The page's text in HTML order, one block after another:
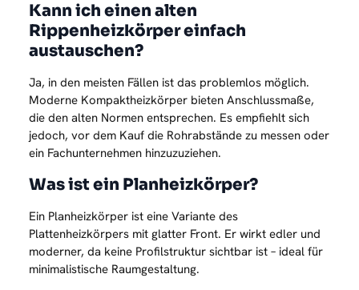
Kann ich einen alten
Rippenheizkörper einfach
austauschen?
Ja, in den meisten Fällen ist das problemlos möglich.
Moderne Kompaktheizkörper bieten Anschlussmaße,
die den alten Normen entsprechen. Es empfiehlt sich
jedoch, vor dem Kauf die Rohrabstände zu messen oder
ein Fachunternehmen hinzuzuziehen.
Was ist ein Planheizkörper?
Ein Planheizkörper ist eine Variante des
Plattenheizkörpers mit glatter Front. Er wirkt edler und
moderner, da keine Profilstruktur sichtbar ist – ideal für
minimalistische Raumgestaltung.